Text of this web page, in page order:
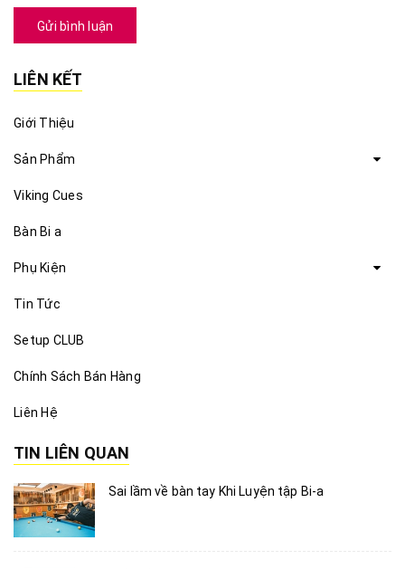
Gửi bình luận
LIÊN KẾT
Giới Thiệu
Sản Phẩm
Viking Cues
Bàn Bi a
Phụ Kiện
Tin Tức
Setup CLUB
Chính Sách Bán Hàng
Liên Hệ
TIN LIÊN QUAN
Sai lầm về bàn tay Khi Luyện tập Bi-a